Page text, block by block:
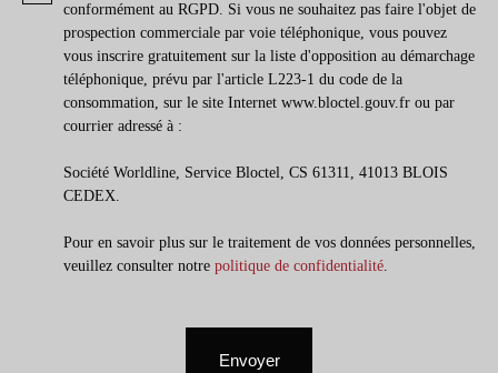
conformément au RGPD. Si vous ne souhaitez pas faire l'objet de
prospection commerciale par voie téléphonique, vous pouvez
vous inscrire gratuitement sur la liste d'opposition au démarchage
téléphonique, prévu par l'article L223-1 du code de la
consommation, sur le site Internet www.bloctel.gouv.fr ou par
courrier adressé à :
Société Worldline, Service Bloctel, CS 61311, 41013 BLOIS
CEDEX.
Pour en savoir plus sur le traitement de vos données personnelles,
veuillez consulter notre politique de confidentialité
Envoyer